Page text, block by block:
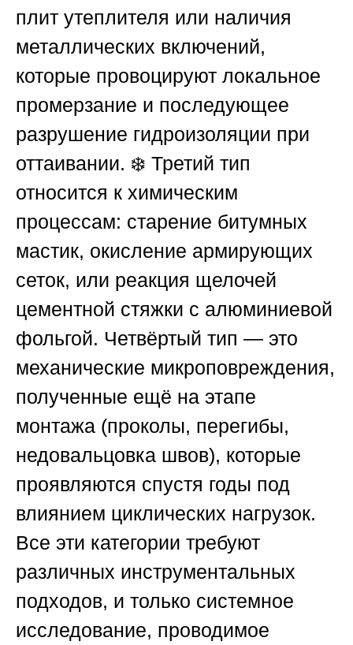
плит утеплителя или наличия
металлических включений,
которые провоцируют локальное
промерзание и последующее
разрушение гидроизоляции при
оттаивании. ❄️ Третий тип
относится к химическим
процессам: старение битумных
мастик, окисление армирующих
сеток, или реакция щелочей
цементной стяжки с алюминиевой
фольгой. Четвёртый тип — это
механические микроповреждения,
полученные ещё на этапе
монтажа (проколы, перегибы,
недовальцовка швов), которые
проявляются спустя годы под
влиянием циклических нагрузок.
Все эти категории требуют
различных инструментальных
подходов, и только системное
исследование, проводимое